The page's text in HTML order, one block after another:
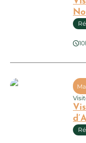
Visite guidée de la